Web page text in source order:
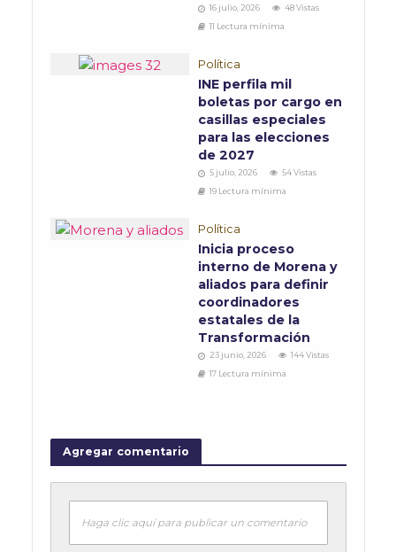
16 julio, 2026
48 Vistas
11 Lectura mínima
Política
INE perfila mil
boletas por cargo en
casillas especiales
para las elecciones
de 2027
5 julio, 2026
54 Vistas
19 Lectura mínima
Política
Inicia proceso
interno de Morena y
aliados para definir
coordinadores
estatales de la
Transformación
23 junio, 2026
144 Vistas
17 Lectura mínima
Agregar comentario
Haga clic aquí para publicar un comentario